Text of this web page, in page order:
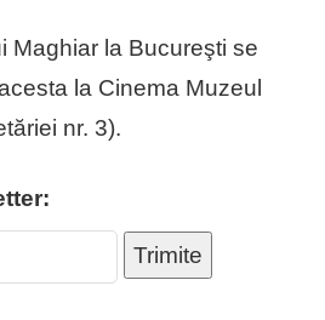
Maghiar la Bucureşti se
la Cinema Muzeul
nr. 3).
Trimite